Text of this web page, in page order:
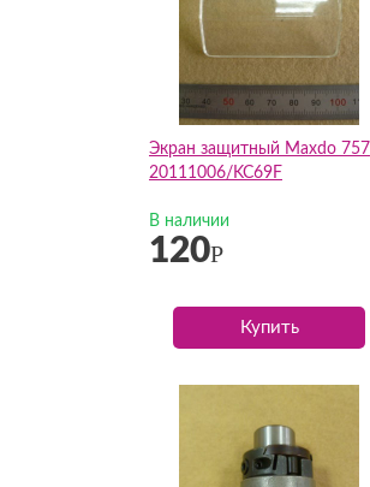
Экран защитный Maxdo 757
20111006/KC69F
В наличии
120Р
Купить